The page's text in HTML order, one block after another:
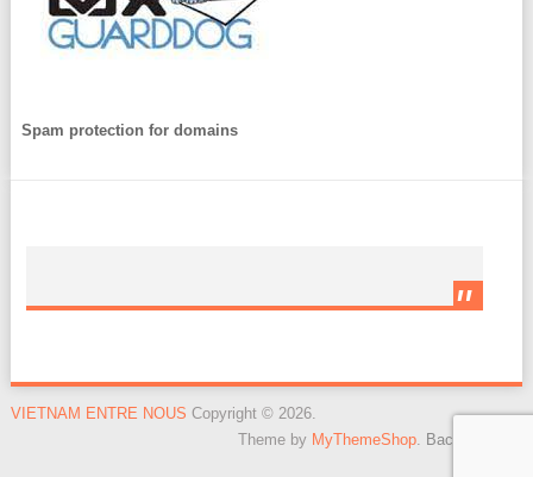
Spam protection for domains
VIETNAM ENTRE NOUS Copyright © 2026.
Theme by MyThemeShop. Back to Top ↑